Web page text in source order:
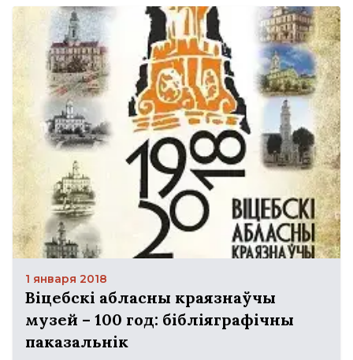
1 января 2018
Віцебскі абласны краязнаўчы
музей – 100 год: бібліяграфічны
паказальнік